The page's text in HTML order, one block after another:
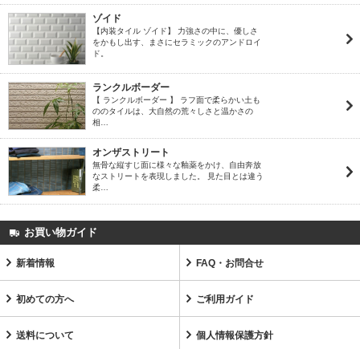
ゾイド
【内装タイル ゾイド】 力強さの中に、優しさ
をかもし出す、まさにセラミックのアンドロイ
ド。
ランクルボーダー
【 ランクルボーダー 】 ラフ面で柔らかい土も
ののタイルは、大自然の荒々しさと温かさの
相…
オンザストリート
無骨な縦すじ面に様々な釉薬をかけ、自由奔放
なストリートを表現しました。 見た目とは違う
柔…
お買い物ガイド
新着情報 FAQ・お問合せ
初めての方へ ご利用ガイド
送料について 個人情報保護方針